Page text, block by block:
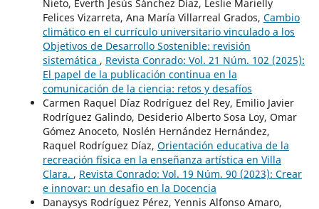
Nieto, Everth Jesús Sánchez Díaz, Leslie Marielly
Felices Vizarreta, Ana María Villarreal Grados, Cambio
climático en el currículo universitario vinculado a los
Objetivos de Desarrollo Sostenible: revisión
sistemática , Revista Conrado: Vol. 21 Núm. 102 (2025):
El papel de la publicación continua en la
comunicación de la ciencia: retos y desafíos
Carmen Raquel Díaz Rodríguez del Rey, Emilio Javier
Rodríguez Galindo, Desiderio Alberto Sosa Loy, Omar
Gómez Anoceto, Noslén Hernández Hernández,
Raquel Rodríguez Díaz, Orientación educativa de la
recreación física en la enseñanza artística en Villa
Clara. , Revista Conrado: Vol. 19 Núm. 90 (2023): Crear
e innovar: un desafio en la Docencia
Danaysys Rodríguez Pérez, Yennis Alfonso Amaro,